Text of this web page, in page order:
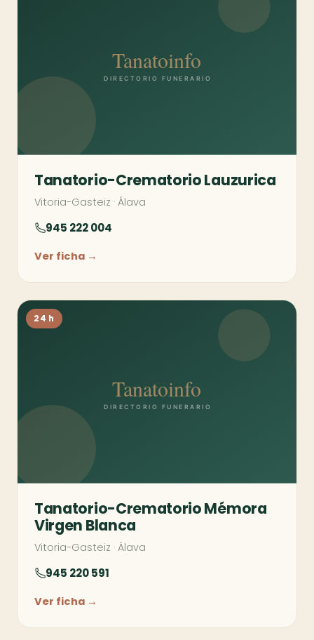
Tanatorio-Crematorio Lauzurica
Vitoria-Gasteiz · Álava
945 222 004
Ver ficha →
24 h
Tanatorio-Crematorio Mémora
Virgen Blanca
Vitoria-Gasteiz · Álava
945 220 591
Ver ficha →